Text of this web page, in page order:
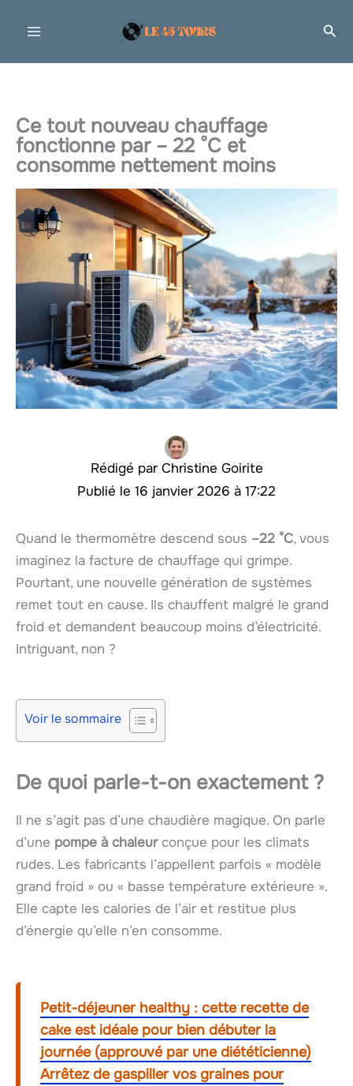
Ce tout nouveau chauffage
fonctionne par – 22 °C et
consomme nettement moins
Christine Goirite
16 janvier 2026 à 17:22
Quand le thermomètre descend sous –22 °C, vous
imaginez la facture de chauffage qui grimpe.
Pourtant, une nouvelle génération de systèmes
remet tout en cause. Ils chauffent malgré le grand
froid et demandent beaucoup moins d’électricité.
Intriguant, non ?
Voir le sommaire
De quoi parle-t-on exactement ?
Il ne s’agit pas d’une chaudière magique. On parle
d’une pompe à chaleurconçue pour les climats
rudes. Les fabricants l’appellent parfois « modèle
grand froid » ou « basse température extérieure ».
Elle capte les calories de l’air et restitue plus
d’énergie qu’elle n’en consomme.
Petit-déjeuner healthy : cette recette de
cake est idéale pour bien débuter la
journée (approuvé par une diététicienne)
Arrêtez de gaspiller vos graines pour